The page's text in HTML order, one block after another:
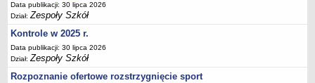
BIURO FINANSÓW OŚWIATY
Dane podstawowe
Majątek
Godziny dyżurów
Data publikacji: 30 lipca 2026
Dział:Zespoły Szkół
Kontrole w 2025 r.
Data publikacji: 30 lipca 2026
Dział:Zespoły Szkół
Rozpoznanie ofertowe rozstrzygnięcie sport